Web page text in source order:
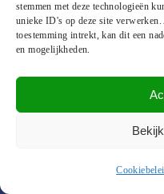
stemmen met deze technologieën
unieke ID's op deze site
toestemming intrekt, kan dit een
en mogelijkheden.
1432 CM Aalsmeer